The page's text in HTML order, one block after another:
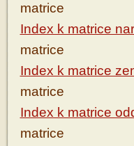
matrice
Index k matrice
matrice
Index k matrice
matrice
Index k matrice
matrice